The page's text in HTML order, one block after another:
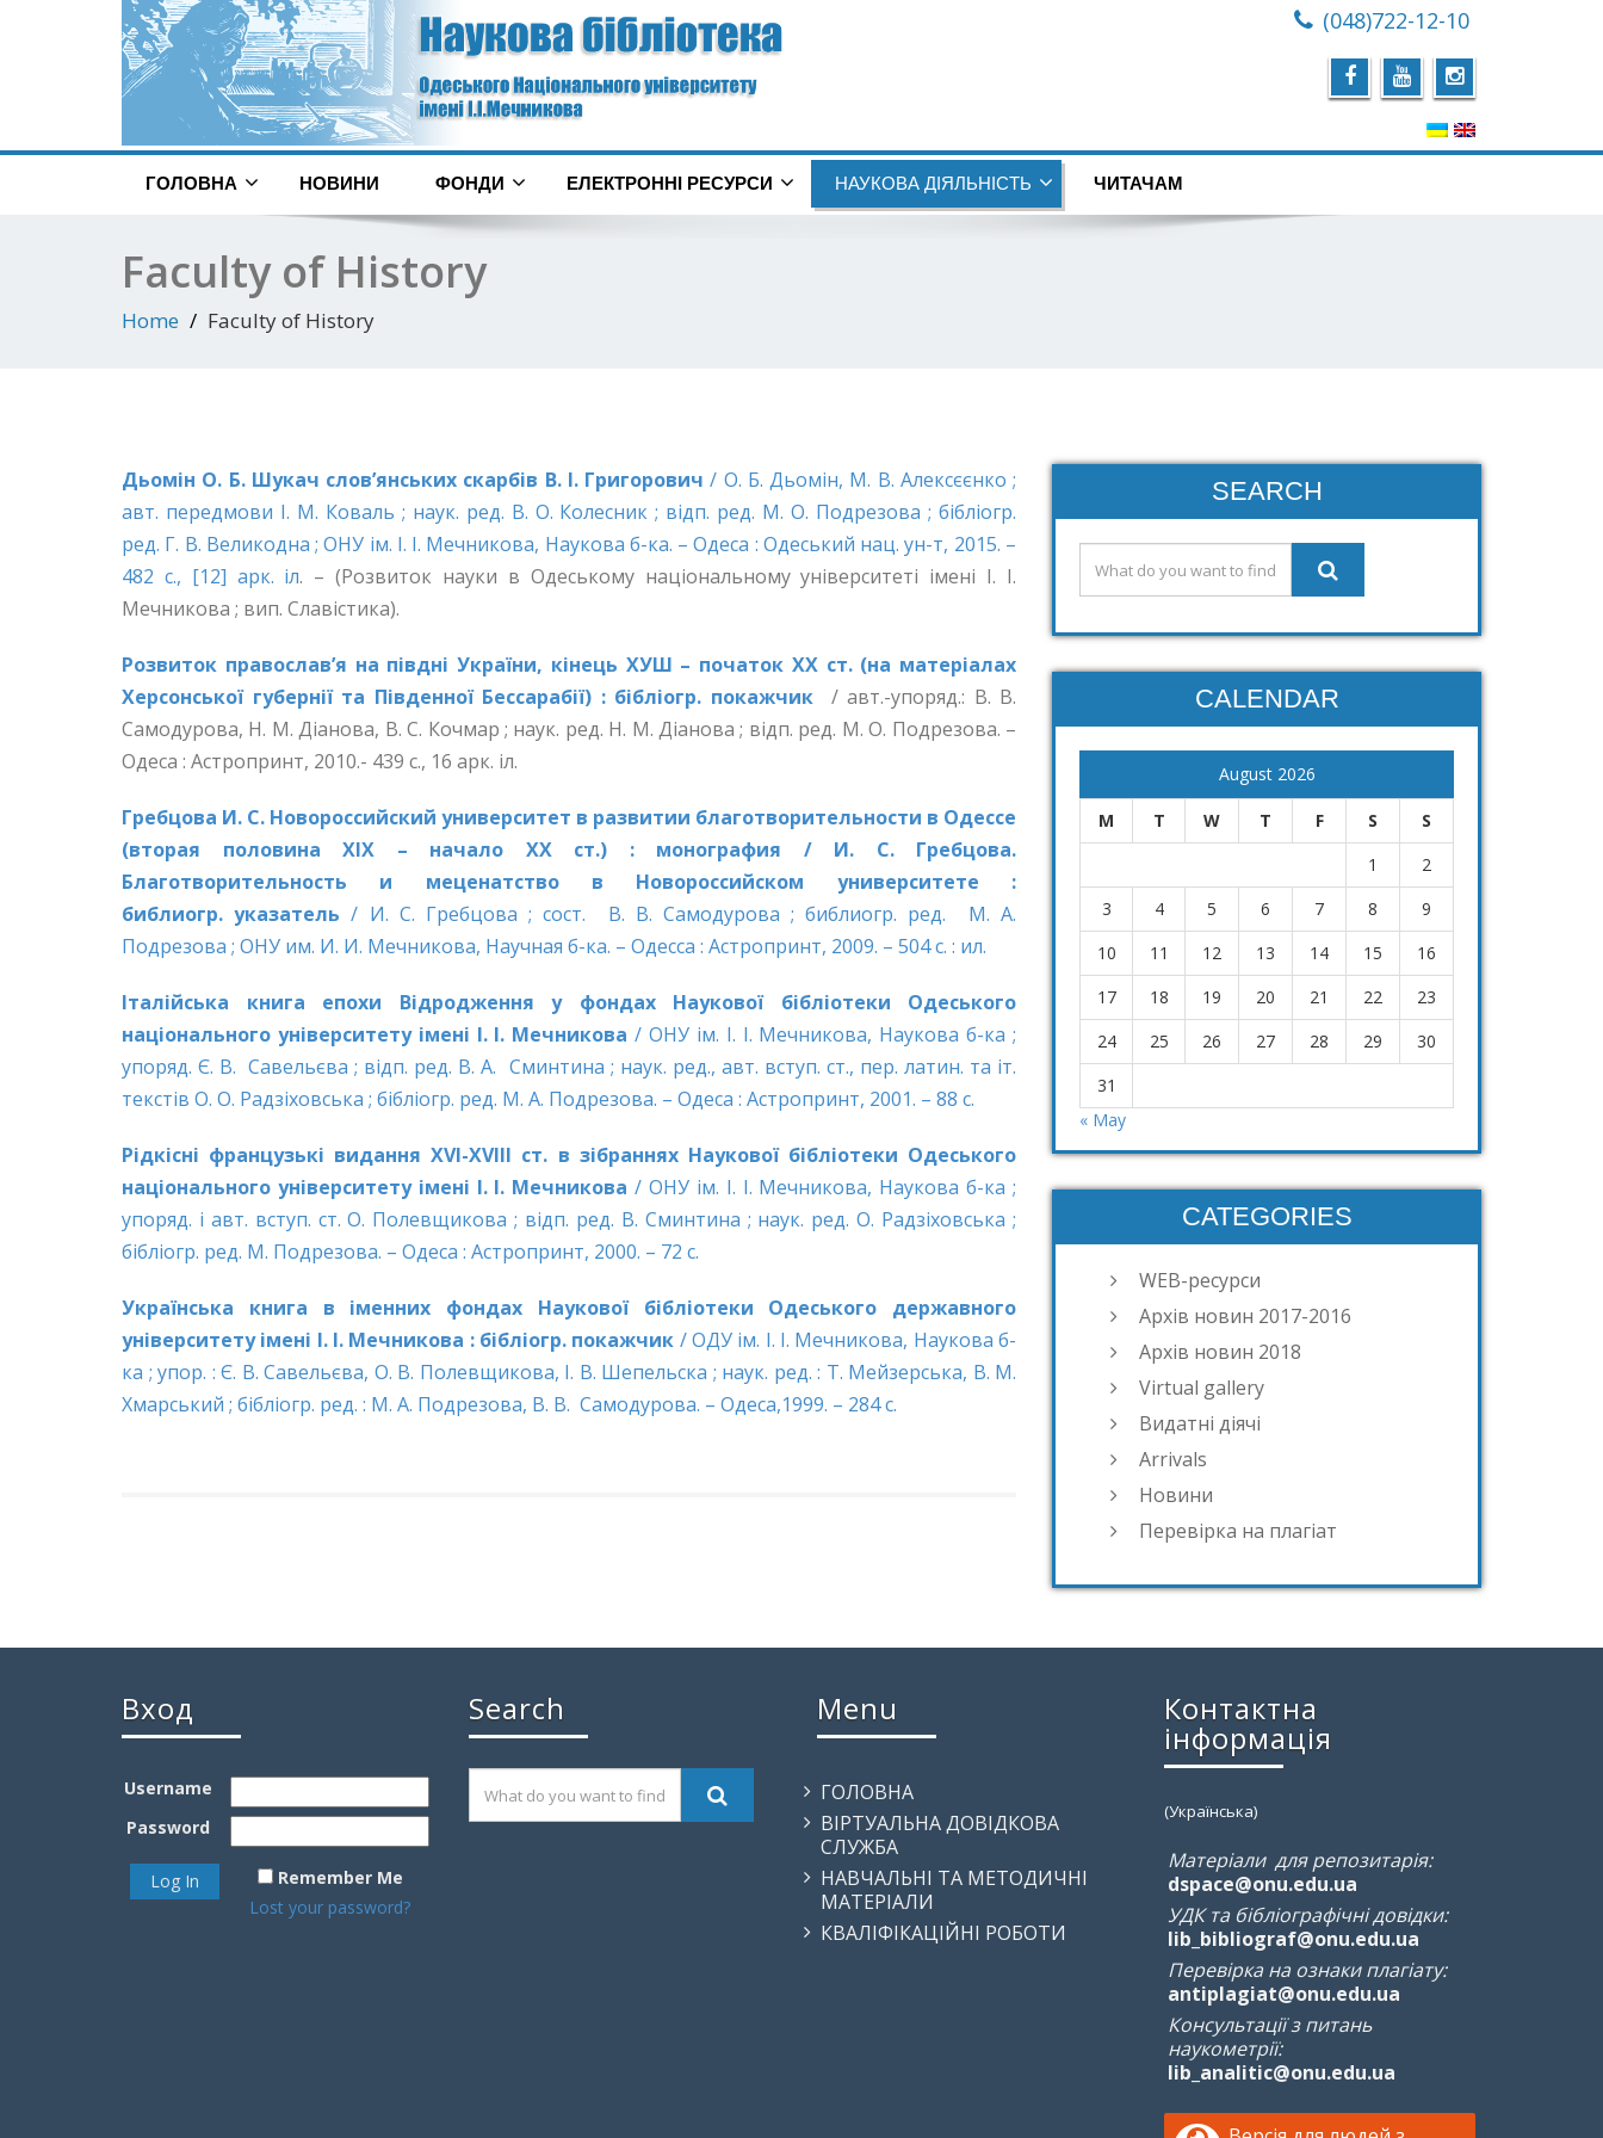
(048)722-12-10
ГОЛОВНА НОВИНИ ФОНДИ ЕЛЕКТРОННІ РЕСУРСИ НАУКОВА ДІЯЛЬНІСТЬ ЧИТАЧАМ
Faculty of History
Home Faculty of History
Дьомін О. Б. Шукач слов’янських скарбів В. І. Григорович / О. Б. Дьомін, М. В. Алексєєнко ;
авт. передмови І. М. Коваль ; наук. ред. В. О. Колесник ; відп. ред. М. О. Подрезова ; бібліогр.
ред. Г. В. Великодна ; ОНУ ім. І. І. Мечникова, Наукова б-ка. – Одеса : Одеський нац. ун-т, 2015. –
482 с., [12] арк. іл. – (Розвиток науки в Одеському національному університеті імені І. І.
Мечникова ; вип. Славістика).
Розвиток православ’я на півдні України, кінець ХУШ – початок ХХ ст. (на матеріалах
Херсонської губернії та Південної Бессарабії) : бібліогр. покажчик
/ авт.-упоряд.: В. В.
Самодурова, Н. М. Діанова, В. С. Кочмар ; наук. ред. Н. М. Діанова ; відп. ред. М. О. Подрезова. –
Одеса : Астропринт, 2010.- 439 с., 16 арк. іл.
Гребцова И. С. Новороссийский университет в развитии благотворительности в Одессе
(вторая половина XIX – начало XX ст.)
: монография / И. С.
Гребцова.
Благотворительность и меценатство в Новороссийском университете
:
библиогр. указатель / И. С. Гребцова ; сост. В. В. Самодурова ; библиогр. ред. М. А.
Подрезова ; ОНУ им. И. И. Мечникова, Научная б-ка. – Одесса : Астропринт, 2009. – 504 с. : ил.
Італійська книга епохи Відродження у фондах Наукової бібліотеки Одеського
національного університету імені І. І. Мечникова / ОНУ ім. І. І. Мечникова, Наукова б-ка ;
упоряд. Є. В. Савельєва ; відп. ред. В. А. Сминтина ; наук. ред., авт. вступ. ст., пер. латин. та іт.
текстів О. О. Радзіховська ; бібліогр. ред. М. А. Подрезова. – Одеса : Астропринт, 2001. – 88 с.
Рідкісні французькі видання XVI-XVIII ст. в зібраннях Наукової бібліотеки Одеського
національного університету імені І. І. Мечникова / ОНУ ім. І. І. Мечникова, Наукова б-ка ;
упоряд. і авт. вступ. ст. О. Полевщикова ; відп. ред. В. Сминтина ; наук. ред. О. Радзіховська ;
бібліогр. ред. М. Подрезова. – Одеса : Астропринт, 2000. – 72 с.
Українська книга в іменних фондах Наукової бібліотеки Одеського державного
університету імені І. І. Мечникова : бібліогр. покажчик / ОДУ ім. І. І. Мечникова, Наукова б-
ка ; упор. : Є. В. Савельєва, О. В. Полевщикова, І. В. Шепельска ; наук. ред. : Т. Мейзерська, В. М.
Хмарський ; бібліогр. ред. : М. А. Подрезова, В. В. Самодурова. – Одеса,1999. – 284 с.
SEARCH
CALENDAR
August 2026
M T W T F S
S
1
2
3
4 5 6 7 8
9
10
11 12 13 14 15
16
17
18 19 20 21 22
23
24
25 26 27 28 29
30
31
« May
CATEGORIES
WEB-ресурси
Архів новин 2017-2016
Архів новин 2018
Virtual gallery
Видатні діячі
Arrivals
Новини
Перевірка на плагіат
Вход
Username
Password
Remember Me
Lost your password?
Search Menu
ГОЛОВНА
ВІРТУАЛЬНА ДОВІДКОВА
СЛУЖБА
НАВЧАЛЬНІ ТА МЕТОДИЧНІ
МАТЕРІАЛИ
КВАЛІФІКАЦІЙНІ РОБОТИ
Контактна
інформація
(Українська)
Матеріали для репозитарія:
dspace@onu.edu.ua
УДК та бібліографічні довідки:
lib_bibliograf@onu.edu.ua
Перевірка на ознаки плагіату:
antiplagiat@onu.edu.ua
Консультації з питань
наукометрії:
lib_analitic@onu.edu.ua